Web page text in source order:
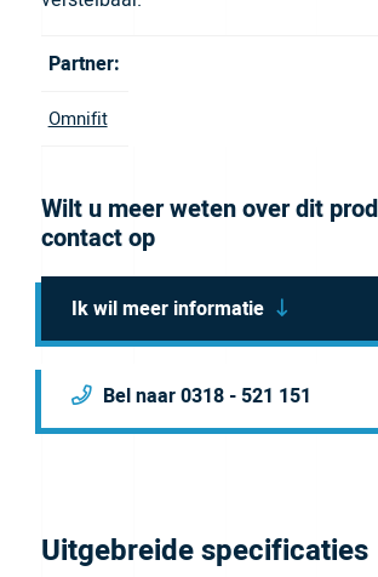
Partner:
Omnifit
Wilt u meer weten over dit
contact op
Ik wil meer informatie
Bel naar 0318 - 521 151
Uitgebreide specificaties